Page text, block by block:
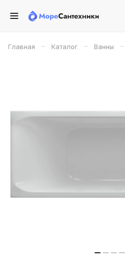
Главная – Каталог – Ванны –